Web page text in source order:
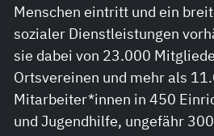
Menschen eintritt und ein
sozialer Dienstleistungen
sie dabei von 23.000
Ortsvereinen und mehr als
Mitarbeiter*innen in 450
und Jugendhilfe, ungefähr